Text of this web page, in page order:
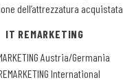
dell’attrezzatura acquistata
IT REMARKETING
Austria/Germania
International